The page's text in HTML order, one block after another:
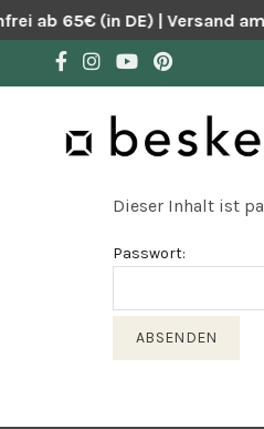
ab 65€ (in DE) | Versand
Dieser Inhalt ist
Passwort: